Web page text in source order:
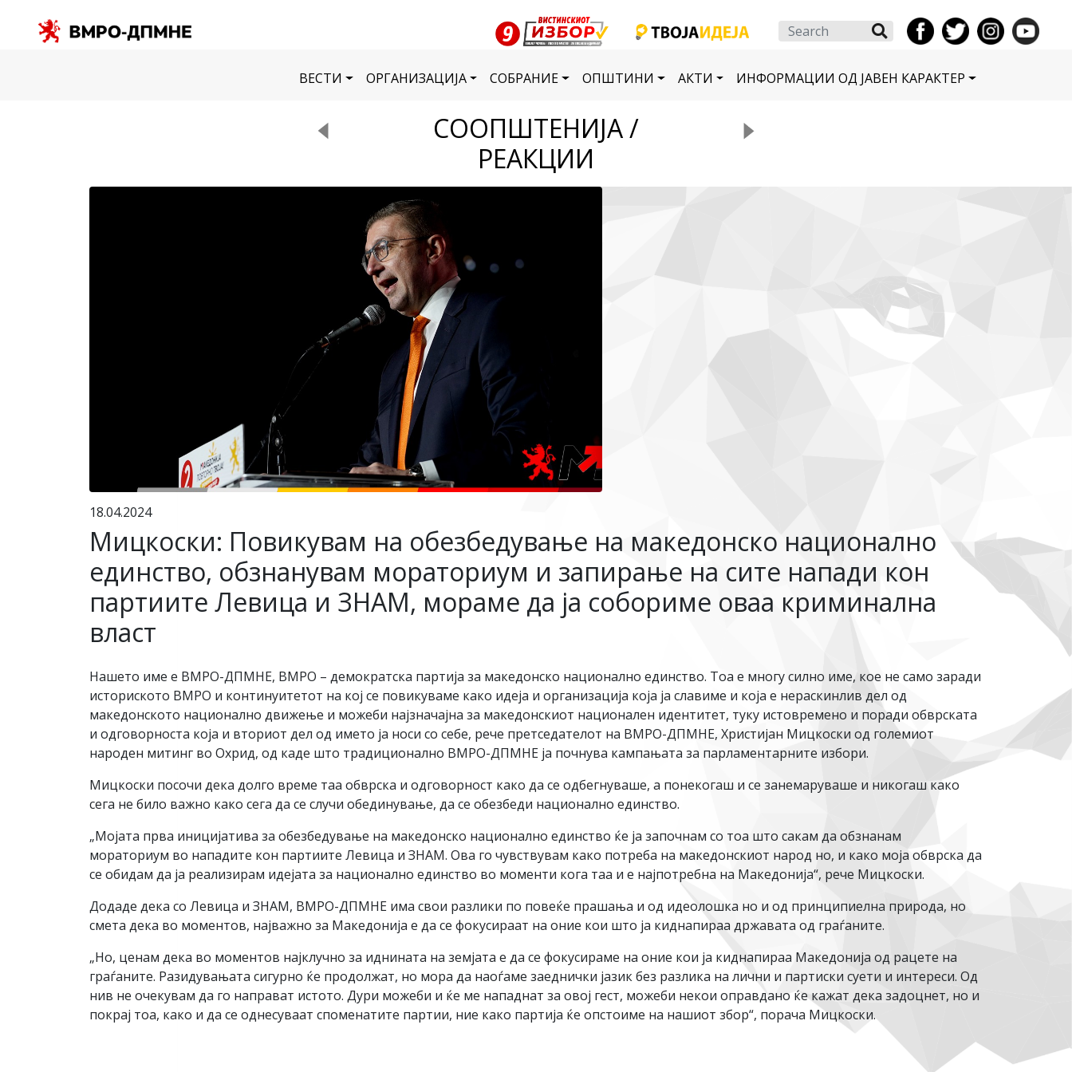
Search
ВЕСТИ ОРГАНИЗАЦИЈА СОБРАНИЕ ОПШТИНИ АКТИ ИНФОРМАЦИИ ОД ЈАВЕН КАРАКТЕР
СООПШТЕНИЈА /
РЕАКЦИИ
18.04.2024
Мицкоски: Повикувам на обезбедување на македонско национално
единство, обзнанувам мораториум и запирање на сите напади кон
партиите Левица и ЗНАМ, мораме да ја собориме оваа криминална
власт
Нашето име е ВМРО-ДПМНЕ, ВМРО – демократска партија за македонско национално единство. Тоа е многу силно име, кое не само заради
историското ВМРО и континуитетот на кој се повикуваме како идеја и организација која ја славиме и која е нераскинлив дел од
македонското национално движење и можеби најзначајна за македонскиот национален идентитет, туку истовремено и поради обврската
и одговорноста која и вториот дел од името ја носи со себе, рече претседателот на ВМРО-ДПМНЕ, Христијан Мицкоски од големиот
народен митинг во Охрид, од каде што традиционално ВМРО-ДПМНЕ ја почнува кампањата за парламентарните избори.
Мицкоски посочи дека долго време таа обврска и одговорност како да се одбегнуваше, а понекогаш и се занемаруваше и никогаш како
сега не било важно како сега да се случи обединување, да се обезбеди национално единство.
„Мојата прва иницијатива за обезбедување на македонско национално единство ќе ја започнам со тоа што сакам да обзнанам
мораториум во нападите кон партиите Левица и ЗНАМ. Ова го чувствувам како потреба на македонскиот народ но, и како моја обврска да
се обидам да ја реализирам идејата за национално единство во моменти кога таа и е најпотребна на Македонија“, рече Мицкоски.
Додаде дека со Левица и ЗНАМ, ВМРО-ДПМНЕ има свои разлики по повеќе прашања и од идеолошка но и од принципиелна природа, но
смета дека во моментов, најважно за Македонија е да се фокусираат на оние кои што ја киднапираа државата од граѓаните.
„Но, ценам дека во моментов најклучно за иднината на земјата е да се фокусираме на оние кои ја киднапираа Македонија од рацете на
граѓаните. Разидувањата сигурно ќе продолжат, но мора да наоѓаме заеднички јазик без разлика на лични и партиски суети и интереси. Од
нив не очекувам да го направат истото. Дури можеби и ќе ме нападнат за овој гест, можеби некои оправдано ќе кажат дека задоцнет, но и
покрај тоа, како и да се однесуваат споменатите партии, ние како партија ќе опстоиме на нашиот збор“, порача Мицкоски.